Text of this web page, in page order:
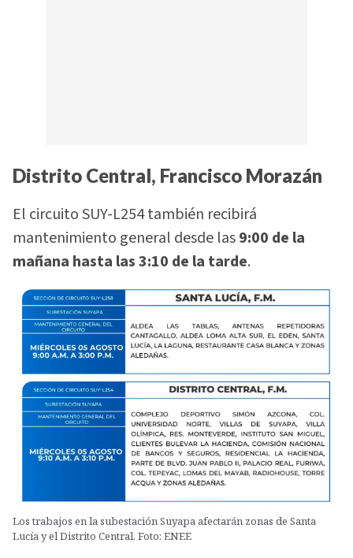
Distrito Central, Francisco Morazán
El circuito SUY-L254 también recibirá
mantenimiento general desde las9:00 de la
mañana hasta las 3:10 de la tarde.
Los trabajos en la subestación Suyapa afectarán zonas de Santa
Lucía y el Distrito Central. Foto: ENEE